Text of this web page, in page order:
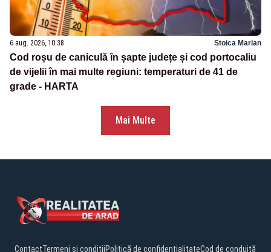
6 aug. 2026, 10:38 Stoica Marian
Cod roșu de caniculă în șapte județe și cod portocaliu
de vijelii în mai multe regiuni: temperaturi de 41 de
grade - HARTA
Mai Multe
ContactTermeni și condițiiPolitică de confidențialitateCod de conduită